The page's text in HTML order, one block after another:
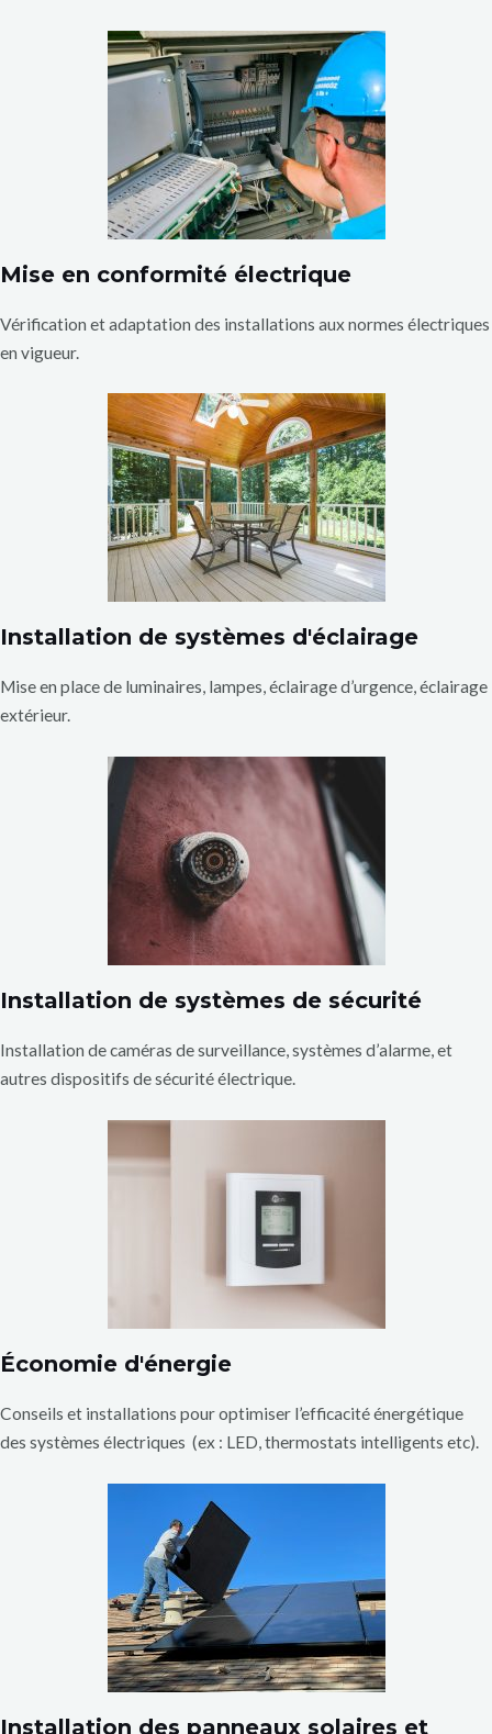
Mise en conformité électrique
Vérification et adaptation des installations aux normes électriques
en vigueur.
Installation de systèmes d'éclairage
Mise en place de luminaires, lampes, éclairage d’urgence, éclairage
extérieur.
Installation de systèmes de sécurité
Installation de caméras de surveillance, systèmes d’alarme, et
autres dispositifs de sécurité électrique.
Économie d'énergie
Conseils et installations pour optimiser l’efficacité énergétique
des systèmes électriques (ex : LED, thermostats intelligents etc).
Installation des panneaux solaires et